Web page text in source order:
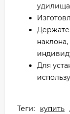
удилища
Для
Теги: купить